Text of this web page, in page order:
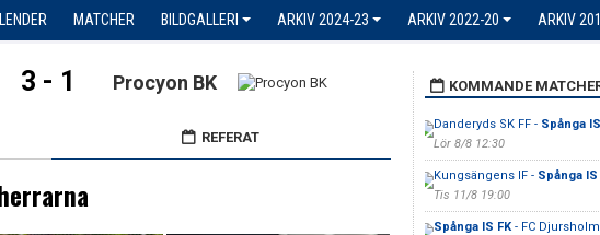
MATCHER BILDGALLERI ARKIV 2024-23 ARKIV 2022-20 ARKIV
3 - 1 Procyon BK
REFERAT
KOMMANDE
Danderyds SK FF - Spånga
Lör 8/8 12:30
Kungsängens IF - Spånga IS
Tis 11/8 19:00
Spånga IS FK- FC Djursholm